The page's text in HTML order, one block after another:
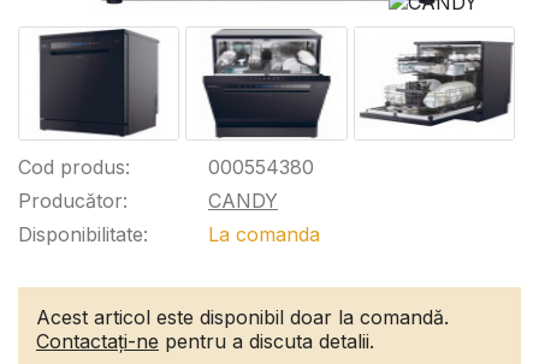
Cod produs:
Producător:
Disponibilitate:
000554380
CANDY
La comanda
Acest articol este disponibil doar la comandă.
Contactați-ne pentru a discuta detalii.